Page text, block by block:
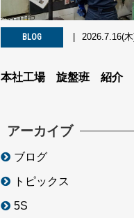
BLOG 2026.7.16(
本社工場 旋盤班 紹介
アーカイブ
ブログ
トピックス
5S